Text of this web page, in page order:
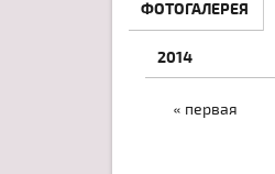
ФОТОГАЛЕРЕЯ
2014
СТРАНИЦЫ
« первая